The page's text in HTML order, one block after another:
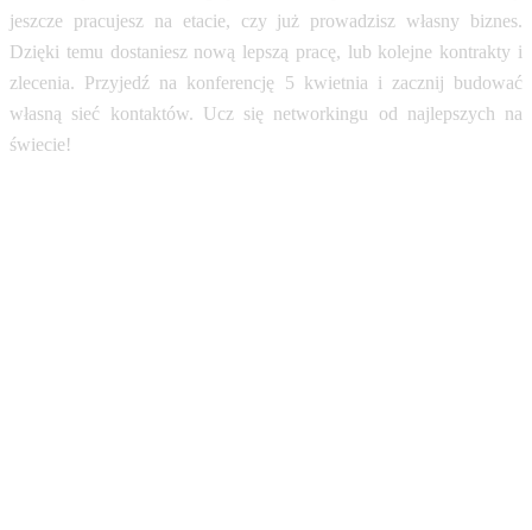
jeszcze pracujesz na etacie, czy już prowadzisz własny biznes.
Dzięki temu dostaniesz nową lepszą pracę, lub kolejne kontrakty i
zlecenia. Przyjedź na konferencję 5 kwietnia i zacznij budować
własną sieć kontaktów. Ucz się networkingu od najlepszych na
świecie!